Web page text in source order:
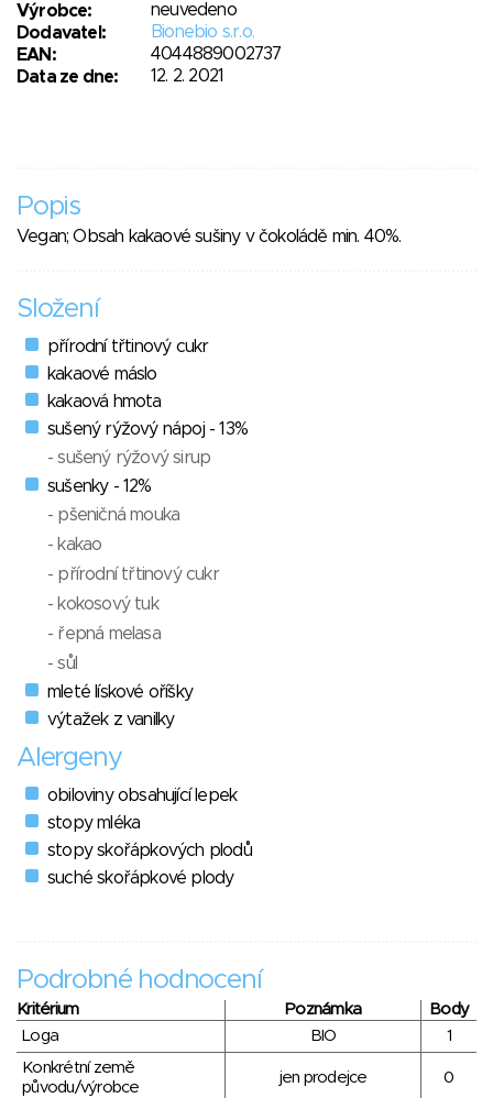
Výrobce:
neuvedeno
Dodavatel:
Bionebio s.r.o.
EAN:
4044889002737
Data ze dne:
12. 2. 2021
Popis
Vegan; Obsah kakaové sušiny v čokoládě min. 40%.
Složení
přírodní třtinový cukr
kakaové máslo
kakaová hmota
sušený rýžový nápoj - 13%
- sušený rýžový sirup
sušenky - 12%
- pšeničná mouka
- kakao
- přírodní třtinový cukr
- kokosový tuk
- řepná melasa
- sůl
mleté lískové oříšky
výtažek z vanilky
Alergeny
obiloviny obsahující lepek
stopy mléka
stopy skořápkových plodů
suché skořápkové plody
Podrobné hodnocení
Kritérium Poznámka
Body
Loga
BIO
1
Konkrétní země
původu/výrobce
jen prodejce 0